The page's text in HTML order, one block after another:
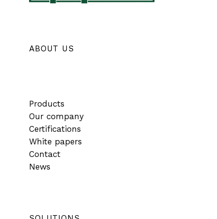
ABOUT US
Products
Our company
Certifications
White papers
Contact
News